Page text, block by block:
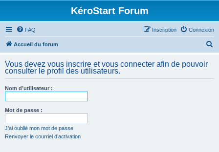
KéroStart Forum
FAQ Connexion
Inscription
Accueil du forum
h
Vous devez vous inscrire et vous connecter afin de pouvoir
consulter le profil des utilisateurs.
Nom d’utilisateur :
Mot de passe :
J’ai oublié mon mot de passe
Renvoyer le courriel d’activation